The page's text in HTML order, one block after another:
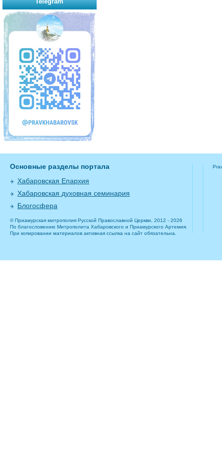
Основные разделы портала
Хабаровская Епархия
Хабаровская духовная семинария
Блогосфера
© Приамурская митрополия Русской Православной Церкви, 2012 - 2026
По благословению Митрополита Хабаровского и Приамурского Артемия.
При копировании материалов активная ссылка на сайт обязательна.